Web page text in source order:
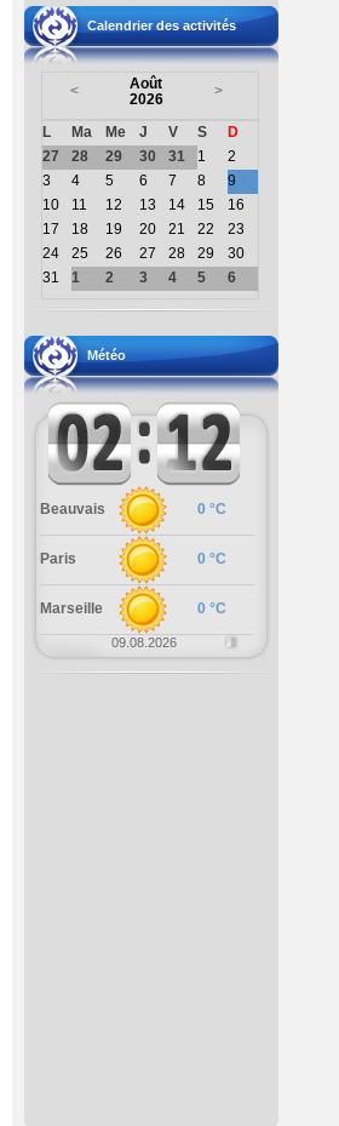
Calendrier des activités
<
Août
2026
>
L Ma Me J V S
D
27
28 29 30 31 1
2
3
4 5 6 7 8
9
10
11 12 13 14 15
16
17
18 19 20 21 22
23
24
25 26 27 28 29
30
31
1 2 3 4 5 6
Météo
Beauvais 0 °C
Paris 0 °C
Marseille 0 °C
09.08.2026